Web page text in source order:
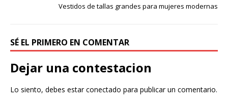
Vestidos de tallas grandes para mujeres modernas
SÉ EL PRIMERO EN COMENTAR
Dejar una contestacion
Lo siento, debes estarconectado para publicar un comentario.